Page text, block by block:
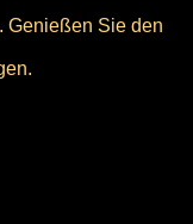
Genießen Sie den